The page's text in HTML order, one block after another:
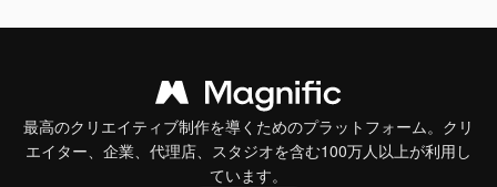
最高のクリエイティブ制作を導くためのプラットフォーム。クリ
エイター、企業、代理店、スタジオを含む100万人以上が利用し
ています。